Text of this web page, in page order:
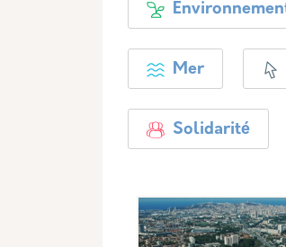
Mer
Solidarité